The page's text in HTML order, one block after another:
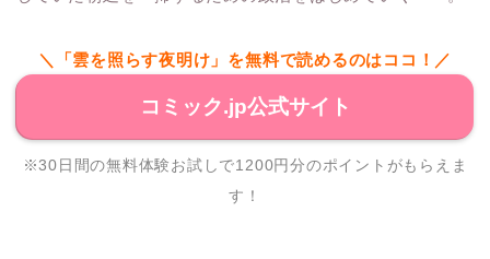
＼「雲を照らす夜明け」を無料で読めるのはココ！／
コミック.jp公式サイト
※30日間の無料体験お試しで1200円分のポイントがもらえま
す！